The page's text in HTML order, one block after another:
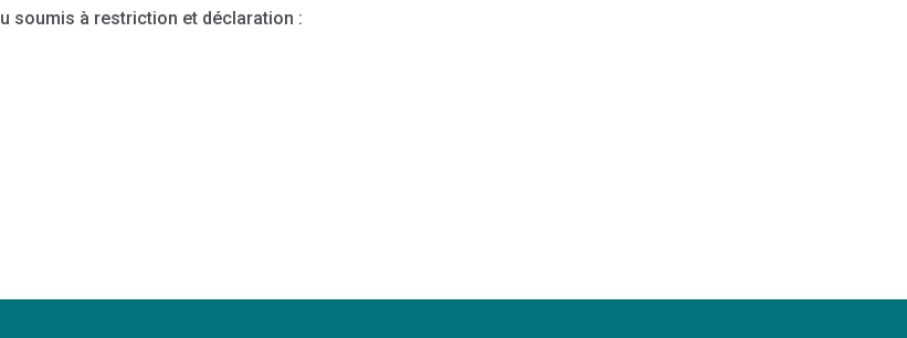
soumis à restriction et déclaration :